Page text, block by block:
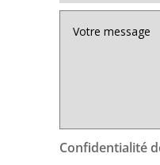
Confidentialité